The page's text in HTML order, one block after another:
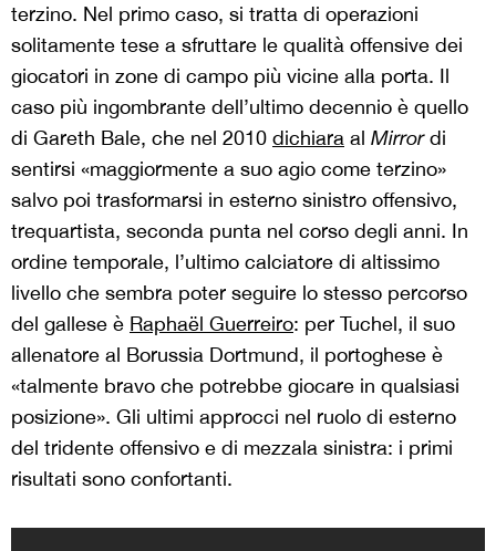
terzino. Nel primo caso, si tratta di operazioni
solitamente tese a sfruttare le qualità offensive dei
giocatori in zone di campo più vicine alla porta. Il
caso più ingombrante dell’ultimo decennio è quello
di Gareth Bale, che nel 2010 dichiara al Mirrordi
sentirsi «maggiormente a suo agio come terzino»
salvo poi trasformarsi in esterno sinistro offensivo,
trequartista, seconda punta nel corso degli anni. In
ordine temporale, l’ultimo calciatore di altissimo
livello che sembra poter seguire lo stesso percorso
del gallese è Raphaël Guerreiro: per Tuchel, il suo
allenatore al Borussia Dortmund, il portoghese è
«talmente bravo che potrebbe giocare in qualsiasi
posizione». Gli ultimi approcci nel ruolo di esterno
del tridente offensivo e di mezzala sinistra: i primi
risultati sono confortanti.